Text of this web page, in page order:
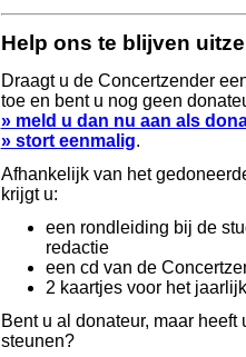
Help ons te blijven
Draagt u de Concertzender
toe en bent u nog geen
» meld u dan nu aan als
» stort eenmalig.
Afhankelijk van het
krijgt u:
een rondleiding bij de
redactie
een cd van de
2 kaartjes voor het
Bent u al donateur, maar
steunen?